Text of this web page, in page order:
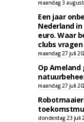
maandag 3
Een jaar
Nederland in
euro. Waar
clubs
maandag 27 juli
Op
maandag 27 juli
donderdag 23 juli